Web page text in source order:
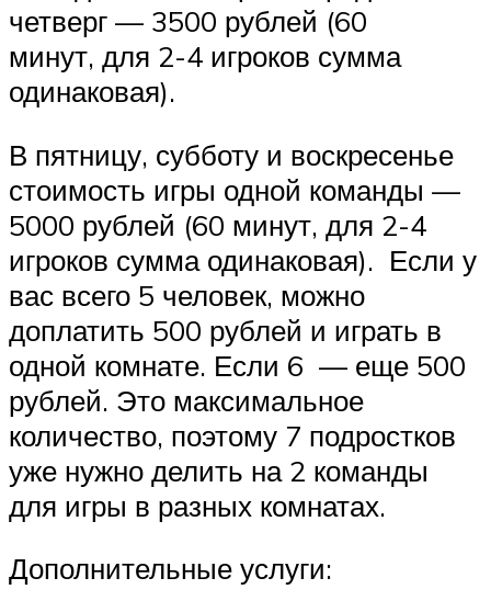
четверг — 3500 рублей (60
минут, для 2-4 игроков сумма
одинаковая).
В пятницу, субботу и воскресенье
стоимость игры одной команды —
5000 рублей (60 минут, для 2-4
игроков сумма одинаковая). Если у
вас всего 5 человек, можно
доплатить 500 рублей и играть в
одной комнате. Если 6 — еще 500
рублей. Это максимальное
количество, поэтому 7 подростков
уже нужно делить на 2 команды
для игры в разных комнатах.
Дополнительные услуги: